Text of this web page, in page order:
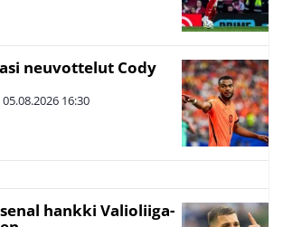
neuvottelut Cody
05.08.2026 16:30
hankki Valioliiga-